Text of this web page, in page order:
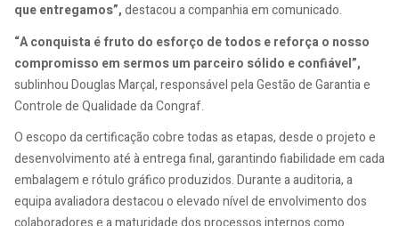
que entregamos”,destacou a companhia em comunicado.
“A conquista é fruto do esforço de todos e reforça o nosso
compromisso em sermos um parceiro sólido e confiável”,
sublinhou Douglas Marçal, responsável pela Gestão de Garantia e
Controle de Qualidade da Congraf.
O escopo da certificação cobre todas as etapas, desde o projeto e
desenvolvimento até à entrega final, garantindo fiabilidade em cada
embalagem e rótulo gráfico produzidos. Durante a auditoria, a
equipa avaliadora destacou o elevado nível de envolvimento dos